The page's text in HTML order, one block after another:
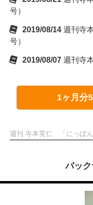
号）
2019/08/14 週刊寺
号）
2019/08/07 週刊寺
1ヶ月分
週刊 寺本英仁 「にっぽん
バッ